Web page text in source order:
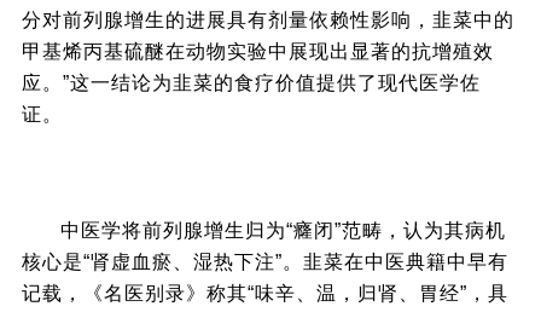
分对前列腺增生的进展具有剂量依赖性影响，韭菜中的
甲基烯丙基硫醚在动物实验中展现出显著的抗增殖效
应。”这一结论为韭菜的食疗价值提供了现代医学佐
证。
中医学将前列腺增生归为“癃闭”范畴，认为其病机
核心是“肾虚血瘀、湿热下注”。韭菜在中医典籍中早有
记载，《名医别录》称其“味辛、温，归肾、胃经”，具